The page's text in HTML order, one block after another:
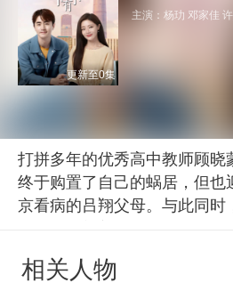
更新至0集
主演： 杨玏 邓家佳
打拼多年的优秀高中教师顾晓
终于购置了自己的蜗居，但也
京看病的吕翔父母。与此同时
抛给了顾晓蒙。三个老人一台
相关人物